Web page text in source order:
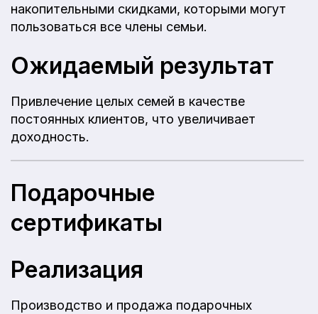
накопительными скидками, которыми могут
пользоваться все члены семьи.
Ожидаемый результат
Привлечение целых семей в качестве
постоянных клиентов, что увеличивает
доходность.
Подарочные
сертификаты
Реализация
Производство и продажа подарочных